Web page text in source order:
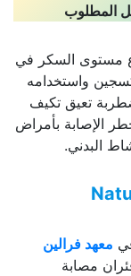
المطلوب
مستوى السكر في
واستخدامه
تعيق تكيف
الإصابة بأمراض
البدني.
معهد فرالين
مصابة